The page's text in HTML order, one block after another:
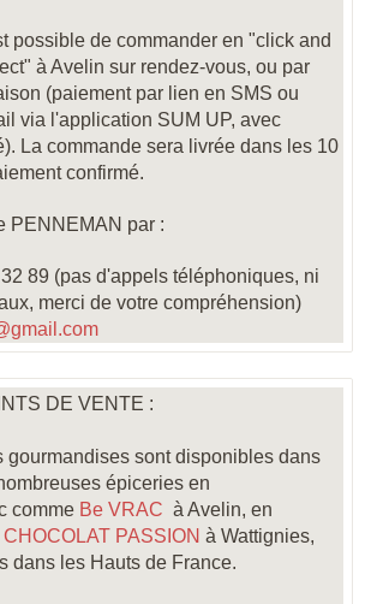
possible de commander en "click and
à Avelin sur rendez-vous, ou par
(paiement par lien en SMS ou
via l'application SUM UP, avec
La commande sera livrée dans les 10
confirmé.
PENNEMAN par :
89 (pas d'appels téléphoniques, ni
merci de votre compréhension)
DE VENTE :
gourmandises sont disponibles dans
épiceries en
comme Be VRAC à Avelin, en
CHOCOLAT PASSION à Wattignies,
dans les Hauts de France.